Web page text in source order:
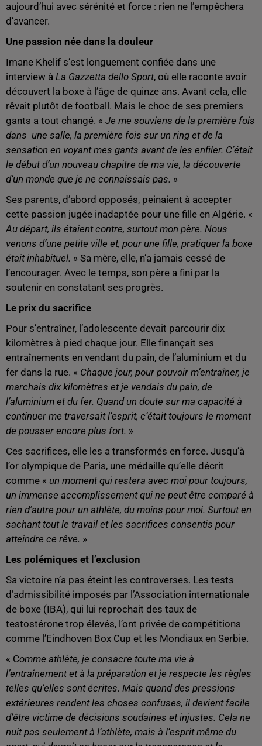
aujourd’hui avec sérénité et force : rien ne l’empêchera
d’avancer.
Une passion née dans la douleur
Imane Khelif s’est longuement confiée dans une
interview à La Gazzetta dello Sport, où elle raconte avoir
découvert la boxe à l’âge de quinze ans. Avant cela, elle
rêvait plutôt de football. Mais le choc de ses premiers
gants a tout changé. « Je me souviens de la première fois
dans une salle, la première fois sur un ring et de la
sensation en voyant mes gants avant de les enfiler. C’était
le début d’un nouveau chapitre de ma vie, la découverte
d’un monde que je ne connaissais pas. »
Ses parents, d’abord opposés, peinaient à accepter
cette passion jugée inadaptée pour une fille en Algérie. «
Au départ, ils étaient contre, surtout mon père. Nous
venons d’une petite ville et, pour une fille, pratiquer la boxe
était inhabituel. » Sa mère, elle, n’a jamais cessé de
l’encourager. Avec le temps, son père a fini par la
soutenir en constatant ses progrès.
Le prix du sacrifice
Pour s’entraîner, l’adolescente devait parcourir dix
kilomètres à pied chaque jour. Elle finançait ses
entraînements en vendant du pain, de l’aluminium et du
fer dans la rue. « Chaque jour, pour pouvoir m’entraîner, je
marchais dix kilomètres et je vendais du pain, de
l’aluminium et du fer. Quand un doute sur ma capacité à
continuer me traversait l’esprit, c’était toujours le moment
de pousser encore plus fort. »
Ces sacrifices, elle les a transformés en force. Jusqu’à
l’or olympique de Paris, une médaille qu’elle décrit
comme « un moment qui restera avec moi pour toujours,
un immense accomplissement qui ne peut être comparé à
rien d’autre pour un athlète, du moins pour moi. Surtout en
sachant tout le travail et les sacrifices consentis pour
atteindre ce rêve. »
Les polémiques et l’exclusion
Sa victoire n’a pas éteint les controverses. Les tests
d’admissibilité imposés par l’Association internationale
de boxe (IBA), qui lui reprochait des taux de
testostérone trop élevés, l’ont privée de compétitions
comme l’Eindhoven Box Cup et les Mondiaux en Serbie.
« Comme athlète, je consacre toute ma vie à
l’entraînement et à la préparation et je respecte les règles
telles qu’elles sont écrites. Mais quand des pressions
extérieures rendent les choses confuses, il devient facile
d’être victime de décisions soudaines et injustes. Cela ne
nuit pas seulement à l’athlète, mais à l’esprit même du